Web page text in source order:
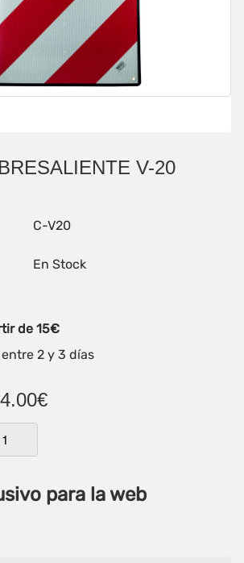
V-20
C-V20
En Stock
de 15€
2 y 3 días
para la web